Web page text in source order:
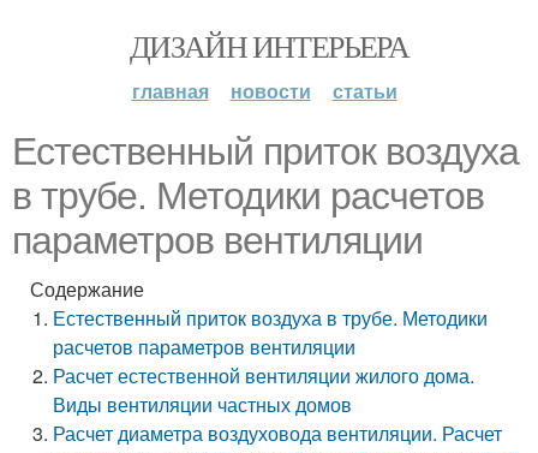
ДИЗАЙН ИНТЕРЬЕРА
главная новости статьи
Естественный приток воздуха
в трубе. Методики расчетов
параметров вентиляции
Содержание
Естественный приток воздуха в трубе. Методики
расчетов параметров вентиляции
Расчет естественной вентиляции жилого дома.
Виды вентиляции частных домов
Расчет диаметра воздуховода вентиляции. Расчет